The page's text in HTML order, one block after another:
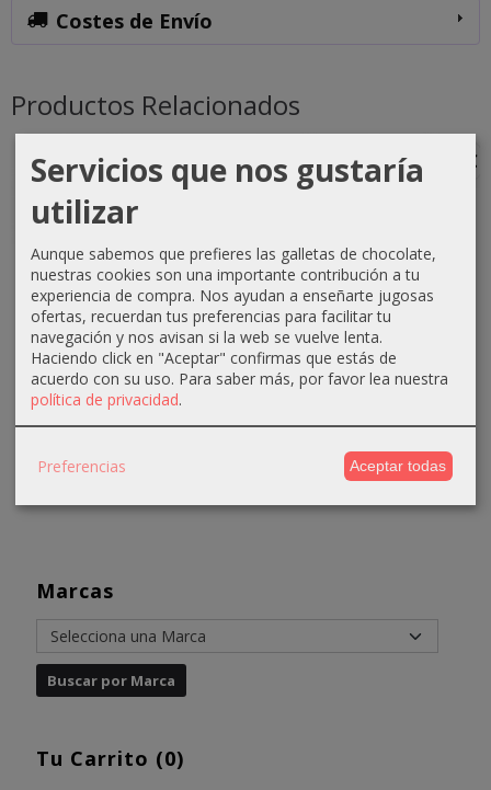
Marcas
Tu Carrito (0)
Costes de Envío
Productos Relacionados
-1 €
Crema
oxigenada
Techline
1000ml
20...
2,90 €
-0 €
Crema
oxigenada
Techline
75ml 40...
0,70 €
-3 €
Crema
oxigenada
Absoluk
1000ml
20...
3,50 €
-3 €
Crema
oxigenada
3,50 €
Servicios que nos gustaría
utilizar
Aunque sabemos que prefieres las galletas de chocolate,
nuestras cookies son una importante contribución a tu
experiencia de compra. Nos ayudan a enseñarte jugosas
ofertas, recuerdan tus preferencias para facilitar tu
navegación y nos avisan si la web se vuelve lenta.
Haciendo click en "Aceptar" confirmas que estás de
acuerdo con su uso. Para saber más, por favor lea nuestra
política de privacidad.
Preferencias Aceptar todas